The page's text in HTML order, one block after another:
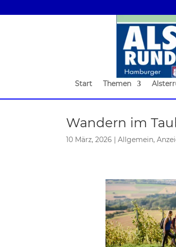
Start Themen
Wandern im
10 März, 2026 |Allgemein,